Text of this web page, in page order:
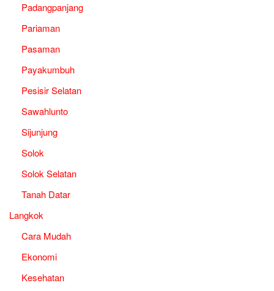
Padangpanjang
Pariaman
Pasaman
Payakumbuh
Pesisir Selatan
Sawahlunto
Sijunjung
Solok
Solok Selatan
Tanah Datar
Langkok
Cara Mudah
Ekonomi
Kesehatan